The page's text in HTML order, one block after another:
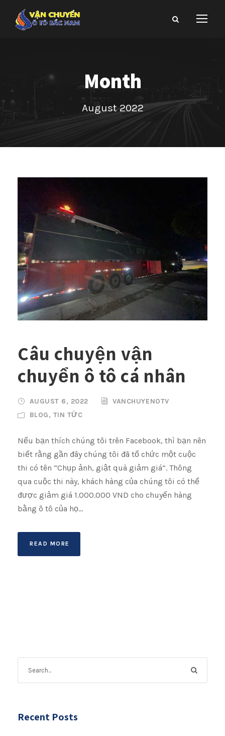
Month
August 2022
Câu chuyện vận
chuyển ô tô cá nhân
AUGUST 6, 2022
VANCHUYENOTV
BLOG, TIN TỨC
Nếu bạn thích chúng tôi trên Facebook, thì bạn nên
biết rằng gần đây chúng tôi đã tổ chức một cuộc
thi có tên “Chụp ảnh, giật quà giảm giá”. Thông
qua cuộc thi này, khách hàng của chúng tôi có thể
được giảm giá 1.000.000 VND cho chuyến hàng
bằng ô tô của họ...
READ MORE
Recent Posts